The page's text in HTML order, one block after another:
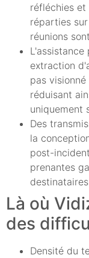
réfléchies et
réparties
réunions
L'assistance
extraction
pas
réduisant
uniquement
Des
la
post-
prenantes
Là où
des
Densité du